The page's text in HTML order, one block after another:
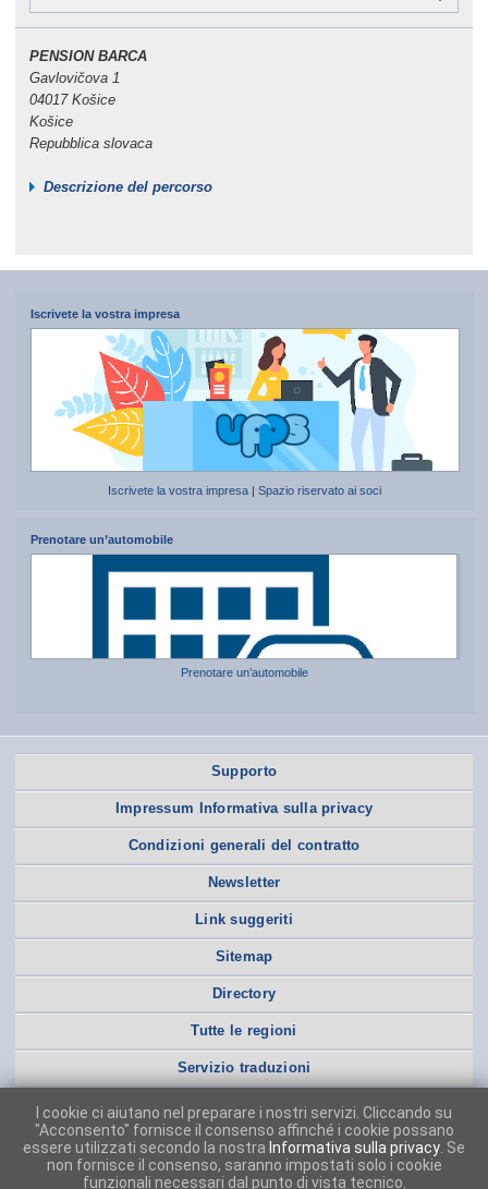
PENSION BARCA
Gavlovičova 1
04017 Košice
Košice
Repubblica slovaca
Descrizione del percorso
Iscrivete la vostra impresa
Iscrivete la vostra impresa |Spazio riservato ai soci
Prenotare un’automobile
Prenotare un’automobile
Supporto
Impressum Informativa sulla privacy
Condizioni generali del contratto
Newsletter
Link suggeriti
Sitemap
Directory
Tutte le regioni
Servizio traduzioni
I cookie ci aiutano nel preparare i nostri servizi. Cliccando su
"Acconsento" fornisce il consenso affinché i cookie possano
essere utilizzati secondo la nostra Informativa sulla privacy . Se
non fornisce il consenso, saranno impostati solo i cookie
funzionali necessari dal punto di vista tecnico.